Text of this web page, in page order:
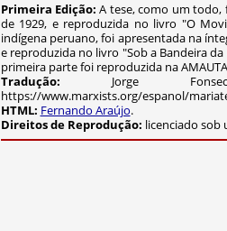
Primeira Edição:A tese, como um todo,
de 1929, e reproduzida no livro "O
indígena peruano, foi apresentada na
e reproduzida no livro "Sob a Bandeira
primeira parte foi reproduzida na
Tradução: Jorge
https://www.marxists.org/espanol/
HTML: Fernando Araújo.
Direitos de Reprodução: licenciado sob